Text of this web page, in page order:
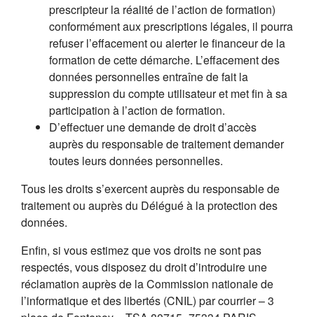
prescripteur la réalité de l’action de formation)
conformément aux prescriptions légales, il pourra
refuser l’effacement ou alerter le financeur de la
formation de cette démarche. L’effacement des
données personnelles entraîne de fait la
suppression du compte utilisateur et met fin à sa
participation à l’action de formation.
D’effectuer une demande de droit d’accès
auprès du responsable de traitement demander
toutes leurs données personnelles.
Tous les droits s’exercent auprès du responsable de
traitement ou auprès du Délégué à la protection des
données.
Enfin, si vous estimez que vos droits ne sont pas
respectés, vous disposez du droit d’introduire une
réclamation auprès de la Commission nationale de
l’informatique et des libertés (CNIL) par courrier – 3